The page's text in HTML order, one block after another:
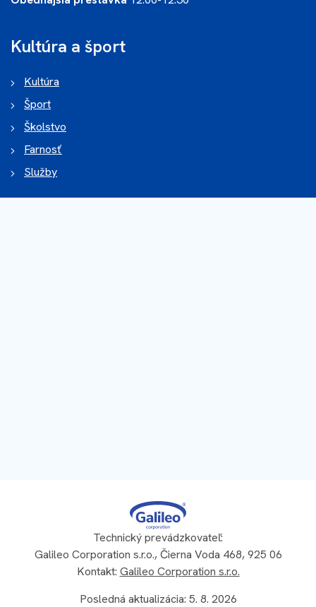
Kultúra a šport
Kultúra
Šport
Školstvo
Farnosť
Služby
Technický prevádzkovateľ:
Galileo Corporation s.r.o., Čierna Voda 468, 925 06
Kontakt: Galileo Corporation s.r.o.
Posledná aktualizácia: 5. 8. 2026